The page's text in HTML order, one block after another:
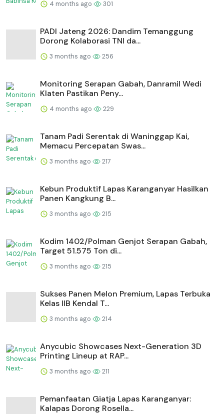
4 months ago 301
PADI Jateng 2026: Dandim Temanggung
Dorong Kolaborasi TNI da...
3 months ago 256
Monitoring Serapan Gabah, Danramil Wedi
Klaten Pastikan Peny...
4 months ago 229
Tanam Padi Serentak di Waninggap Kai,
Memacu Percepatan Swas...
3 months ago 217
⁠Kebun Produktif Lapas Karanganyar Hasilkan
Panen Kangkung B...
3 months ago 215
Kodim 1402/Polman Genjot Serapan Gabah,
Target 51.575 Ton di...
3 months ago 215
Sukses Panen Melon Premium, Lapas Terbuka
Kelas IIB Kendal T...
3 months ago 214
Anycubic Showcases Next-Generation 3D
Printing Lineup at RAP...
3 months ago 211
Pemanfaatan Giatja Lapas Karanganyar:
Kalapas Dorong Rosella...